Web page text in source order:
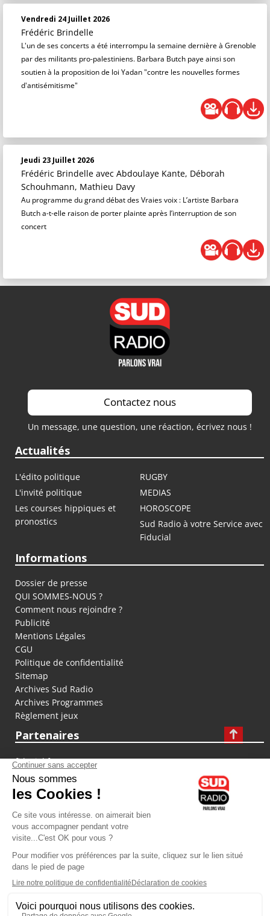
Vendredi 24 Juillet 2026
Frédéric Brindelle
L'un de ses concerts a été interrompu la semaine dernière à Grenoble
par des militants pro-palestiniens. Barbara Butch paye ainsi son
soutien à la proposition de loi Yadan "contre les nouvelles formes
d'antisémitisme"
Jeudi 23 Juillet 2026
Frédéric Brindelle avec Abdoulaye Kante, Déborah
Schouhmann, Mathieu Davy
Au programme du grand débat des Vraies voix : L’artiste Barbara
Butch a-t-elle raison de porter plainte après l’interruption de son
concert
Contactez nous
Un message, une question, une réaction, écrivez nous !
Actualités
L'édito politique
RUGBY
L'invité politique
MEDIAS
Les courses hippiques et
pronostics
HOROSCOPE
Sud Radio à votre Service avec
Fiducial
Informations
Dossier de presse
QUI SOMMES-NOUS ?
Comment nous rejoindre ?
Publicité
Mentions Légales
CGU
Politique de confidentialité
Sitemap
Archives Sud Radio
Archives Programmes
Règlement jeux
Partenaires
fiducial.fr
lyoncapitale.fr
olympique-et-lyonnais.com
L'application Iphone / Android
Téléchargez l'application
Les cookies
Gestion des cookies